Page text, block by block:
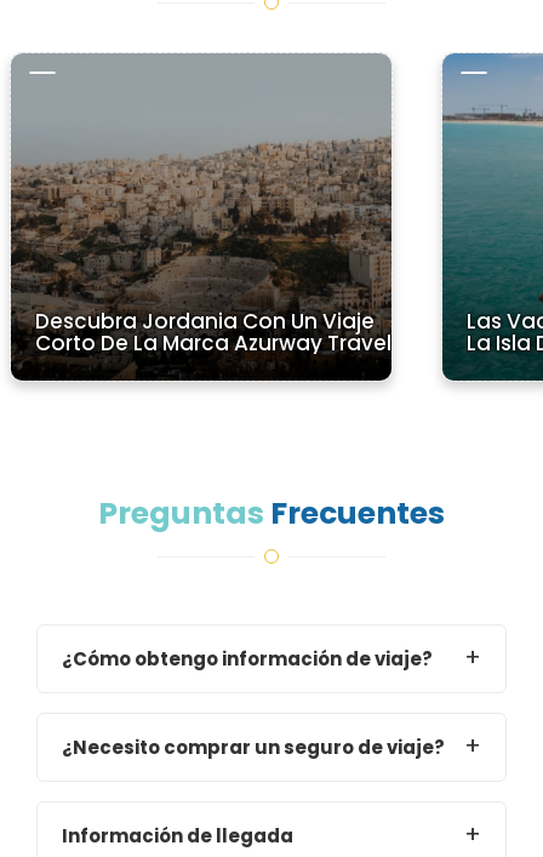
Descubra Jordania Con Un Viaje
Corto De La Marca Azurway Travel
Las
La Isla
Preguntas Frecuentes
¿Cómo obtengo información de viaje?
¿Necesito comprar un seguro de viaje?
Información de llegada